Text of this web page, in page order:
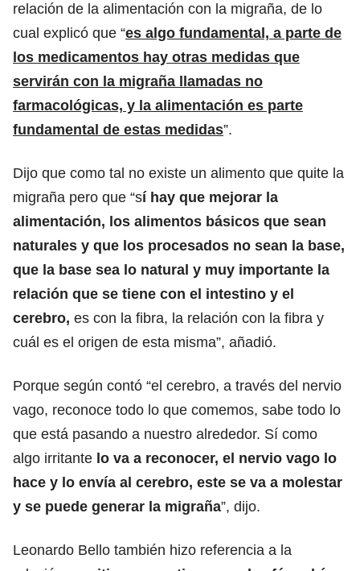
relación de la alimentación con la migraña, de lo
cual explicó que “es algo fundamental, a parte de
los medicamentos hay otras medidas que
servirán con la migraña llamadas no
farmacológicas, y la alimentación es parte
fundamental de estas medidas”.
Dijo que como tal no existe un alimento que quite la
migraña pero que “sí hay que mejorar la
alimentación, los alimentos básicos que sean
naturales y que los procesados no sean la base,
que la base sea lo natural y muy importante la
relación que se tiene con el intestino y el
cerebro, es con la fibra, la relación con la fibra y
cuál es el origen de esta misma”, añadió.
Porque según contó “el cerebro, a través del nervio
vago, reconoce todo lo que comemos, sabe todo lo
que está pasando a nuestro alrededor. Sí como
algo irritante lo va a reconocer, el nervio vago lo
hace y lo envía al cerebro, este se va a molestar
y se puede generar la migraña”, dijo.
Leonardo Bello también hizo referencia a la